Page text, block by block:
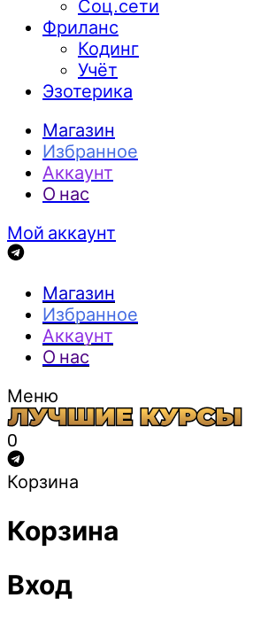
Соц.сети
Фриланс
Кодинг
Учёт
Эзотерика
Магазин
Избранное
Аккаунт
О нас
Мой аккаунт
Магазин
Избранное
Аккаунт
О нас
Меню
0
Корзина
Корзина
Вход